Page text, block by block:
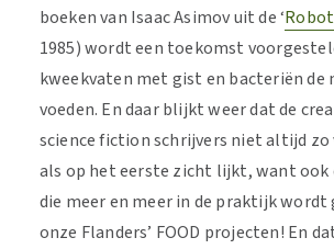
boeken van Isaac Asimov uit de ‘
1985) wordt een toekomst
kweekvaten met gist en bacteriën de
voeden. En daar blijkt weer dat de
science fiction schrijvers niet altijd zo
als op het eerste zicht lijkt, want ook
die meer en meer in de praktijk wordt
onze Flanders’ FOOD projecten! En